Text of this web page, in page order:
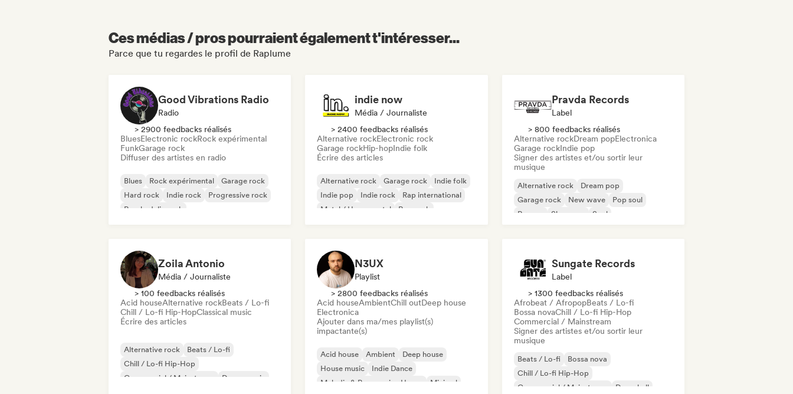
Ces médias / pros pourraient également t'intéresser...
Parce que tu regardes le profil de Raplume
Good Vibrations Radio
Radio
> 2900 feedbacks réalisés
BluesElectronic rockRock expérimental
FunkGarage rock
Diffuser des artistes en radio
Blues Rock expérimental
Garage rock
Hard rock
Indie rock
Progressive rock
Psychedelic rock
indie now
Média / Journaliste
> 2400 feedbacks réalisés
Alternative rockElectronic rock
Garage rockHip-hopIndie folk
Écrire des articles
Alternative rock Garage rock
Indie folk
Indie pop
Indie rock
Rap international
Metal / Heavy metal
Pop rock
Pravda Records
Label
> 800 feedbacks réalisés
Alternative rockDream popElectronica
Garage rockIndie pop
Signer des artistes et/ou sortir leur
musique
Alternative rock
Dream pop
Garage rock
New wave
Pop soul
Reggae
Shoegaze Soul
Zoila Antonio
Média / Journaliste
> 100 feedbacks réalisés
Acid houseAlternative rockBeats / Lo-fi
Chill / Lo-fi Hip-HopClassical music
Écrire des articles
Alternative rock
Beats / Lo-fi
Chill / Lo-fi Hip-Hop
Commercial / Mainstream
Dance music
N3UX
Playlist
> 2800 feedbacks réalisés
Acid houseAmbientChill outDeep house
Electronica
Ajouter dans ma/mes playlist(s)
impactante(s)
Acid house Ambient
Deep house
House music
Indie Dance
Melodic & Progressive House
Minimal
Sungate Records
Label
> 1300 feedbacks réalisés
Afrobeat / AfropopBeats / Lo-fi
Bossa novaChill / Lo-fi Hip-Hop
Commercial / Mainstream
Signer des artistes et/ou sortir leur
musique
Beats / Lo-fi
Bossa nova
Chill / Lo-fi Hip-Hop
Commercial / Mainstream
Dancehall